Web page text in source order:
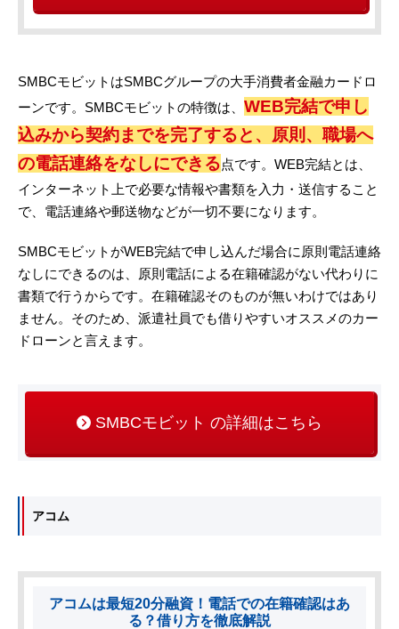
SMBCモビットはSMBCグループの大手消費者金融カードロ
ーンです。SMBCモビットの特徴は、 WEB完結で申し
込みから契約までを完了すると、原則、職場へ
の電話連絡をなしにできる点です。WEB完結とは、
インターネット上で必要な情報や書類を入力・送信すること
で、電話連絡や郵送物などが一切不要になります。
SMBCモビットがWEB完結で申し込んだ場合に原則電話連絡
なしにできるのは、原則電話による在籍確認がない代わりに
書類で行うからです。在籍確認そのものが無いわけではあり
ません。そのため、派遣社員でも借りやすいオススメのカー
ドローンと言えます。
SMBCモビット の詳細はこちら
アコム
アコムは最短20分融資！電話での在籍確認はあ
る？借り方を徹底解説